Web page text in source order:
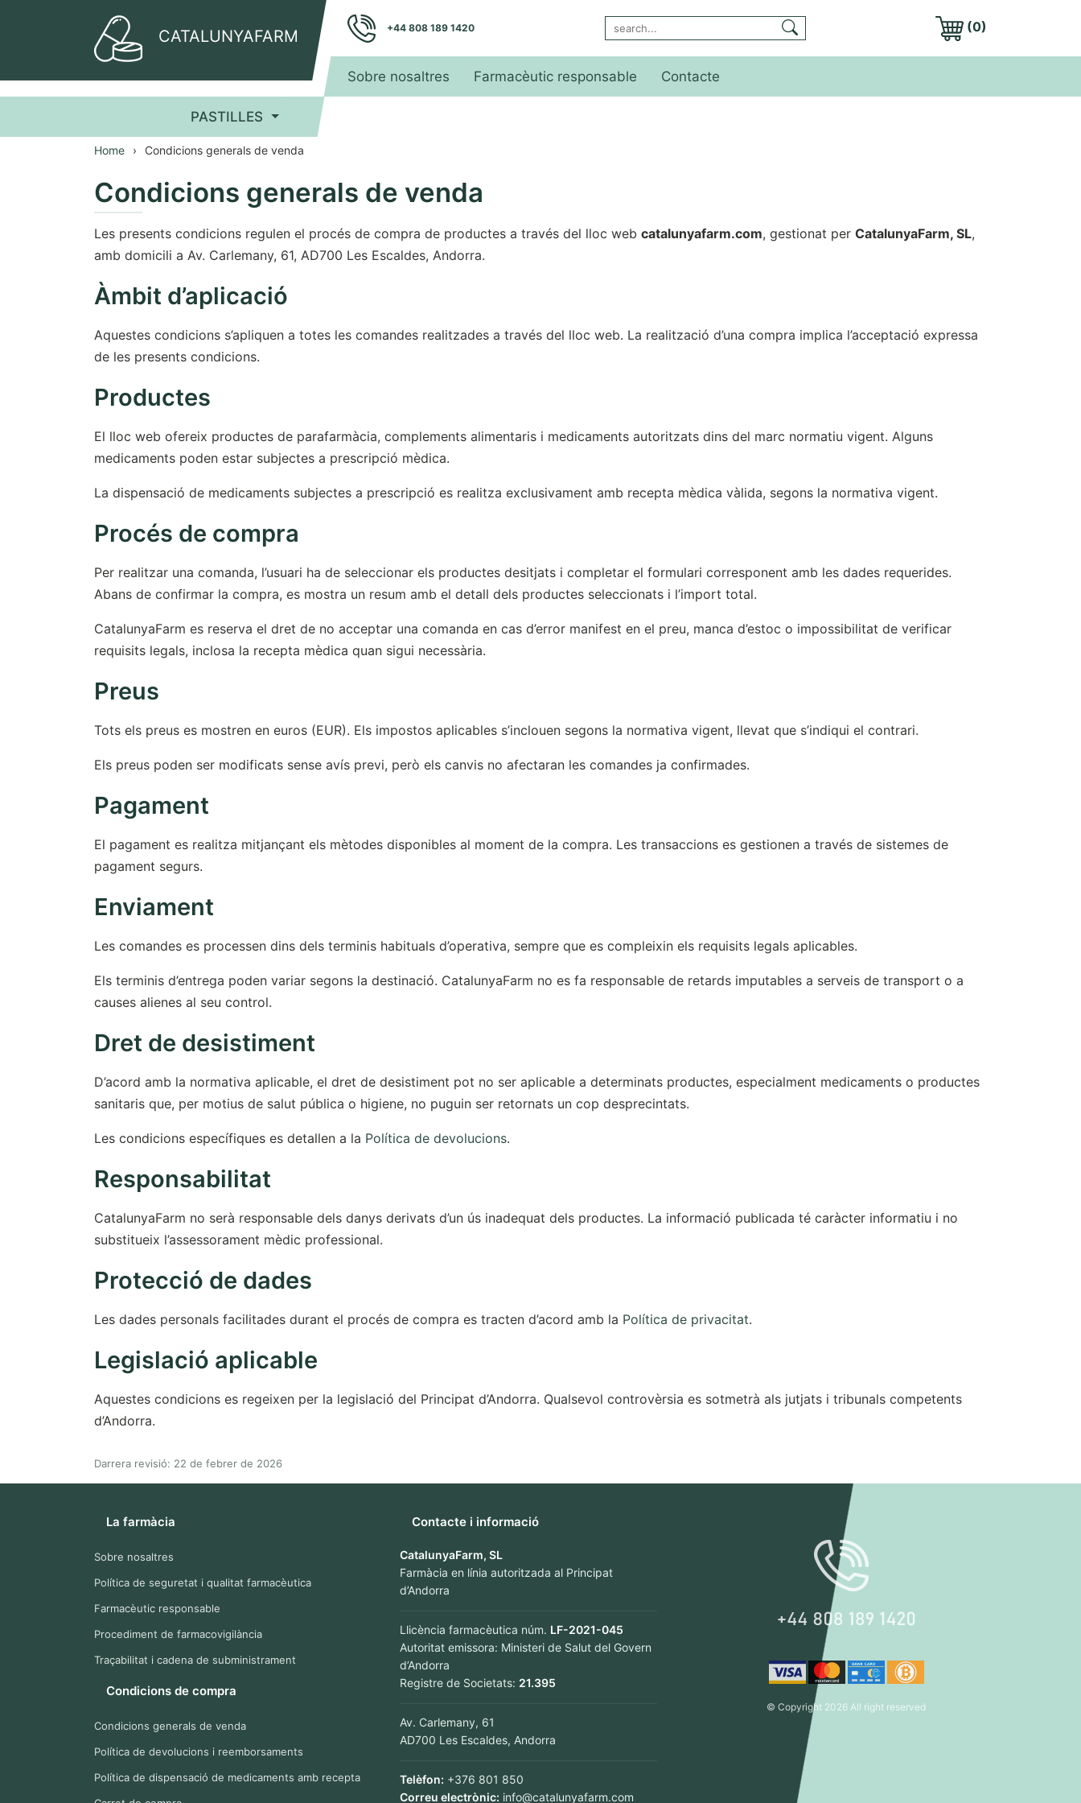
CATALUNYAFARM +44 808 189 1420 (0)
Sobre nosaltres Farmacèutic responsable Contacte
PASTILLES
Home Condicions generals de venda
Condicions generals de venda
Les presents condicions regulen el procés de compra de productes a través del lloc web catalunyafarm.com, gestionat per CatalunyaFarm, SL,
amb domicili a Av. Carlemany, 61, AD700 Les Escaldes, Andorra.
Àmbit d’aplicació
Aquestes condicions s’apliquen a totes les comandes realitzades a través del lloc web. La realització d’una compra implica l’acceptació expressa
de les presents condicions.
Productes
El lloc web ofereix productes de parafarmàcia, complements alimentaris i medicaments autoritzats dins del marc normatiu vigent. Alguns
medicaments poden estar subjectes a prescripció mèdica.
La dispensació de medicaments subjectes a prescripció es realitza exclusivament amb recepta mèdica vàlida, segons la normativa vigent.
Procés de compra
Per realitzar una comanda, l’usuari ha de seleccionar els productes desitjats i completar el formulari corresponent amb les dades requerides.
Abans de confirmar la compra, es mostra un resum amb el detall dels productes seleccionats i l’import total.
CatalunyaFarm es reserva el dret de no acceptar una comanda en cas d’error manifest en el preu, manca d’estoc o impossibilitat de verificar
requisits legals, inclosa la recepta mèdica quan sigui necessària.
Preus
Tots els preus es mostren en euros (EUR). Els impostos aplicables s’inclouen segons la normativa vigent, llevat que s’indiqui el contrari.
Els preus poden ser modificats sense avís previ, però els canvis no afectaran les comandes ja confirmades.
Pagament
El pagament es realitza mitjançant els mètodes disponibles al moment de la compra. Les transaccions es gestionen a través de sistemes de
pagament segurs.
Enviament
Les comandes es processen dins dels terminis habituals d’operativa, sempre que es compleixin els requisits legals aplicables.
Els terminis d’entrega poden variar segons la destinació. CatalunyaFarm no es fa responsable de retards imputables a serveis de transport o a
causes alienes al seu control.
Dret de desistiment
D’acord amb la normativa aplicable, el dret de desistiment pot no ser aplicable a determinats productes, especialment medicaments o productes
sanitaris que, per motius de salut pública o higiene, no puguin ser retornats un cop desprecintats.
Les condicions específiques es detallen a la Política de devolucions.
Responsabilitat
CatalunyaFarm no serà responsable dels danys derivats d’un ús inadequat dels productes. La informació publicada té caràcter informatiu i no
substitueix l’assessorament mèdic professional.
Protecció de dades
Les dades personals facilitades durant el procés de compra es tracten d’acord amb la Política de privacitat.
Legislació aplicable
Aquestes condicions es regeixen per la legislació del Principat d’Andorra. Qualsevol controvèrsia es sotmetrà als jutjats i tribunals competents
d’Andorra.
Darrera revisió: 22 de febrer de 2026
La farmàcia
Sobre nosaltres
Política de seguretat i qualitat farmacèutica
Farmacèutic responsable
Procediment de farmacovigilància
Traçabilitat i cadena de subministrament
Condicions de compra
Condicions generals de venda
Política de devolucions i reemborsaments
Política de dispensació de medicaments amb recepta
Contacte i informació
CatalunyaFarm, SL
Farmàcia en línia autoritzada al Principat
d’Andorra
Llicència farmacèutica núm. LF-2021-045
Autoritat emissora: Ministeri de Salut del Govern
d’Andorra
Registre de Societats: 21.395
Av. Carlemany, 61
AD700 Les Escaldes, Andorra
Telèfon: +376 801 850
Correu electrònic: info@catalunyafarm.com
© Copyright 2026 All right reserved